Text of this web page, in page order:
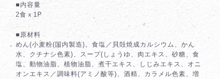
■内容量
2食ｘ1P
■原材料
めん(小麦粉(国内製造)、食塩／貝殻焼成カルシウム、かん
水、クチナシ色素)、スープ(しょうゆ、肉エキス、砂糖、食
塩、動物油脂、植物油脂、煮干エキス、しじみエキス、オニ
オンエキス／調味料(アミノ酸等)、酒精、カラメル色素、増